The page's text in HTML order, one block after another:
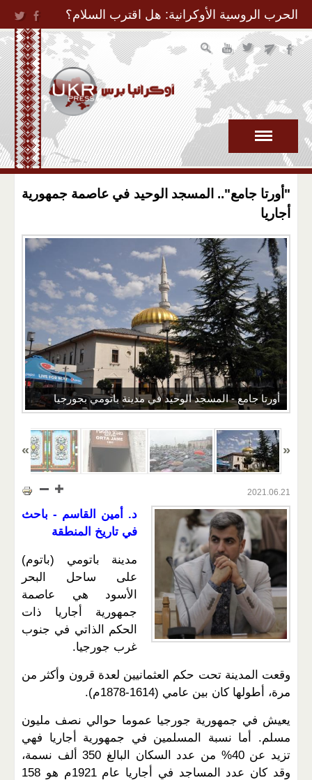
Jump to Navigation
الحرب الروسية الأوكرانية: هل اقترب السلام؟
"أورتا جامع".. المسجد الوحيد في عاصمة جمهورية
أجاريا
أورتا جامع - المسجد الوحيد في مدينة باتومي بجورجيا
2021.06.21
د. أمين القاسم - باحث
في تاريخ المنطقة
مدينة باتومي (باتوم)
على ساحل البحر
الأسود هي عاصمة
جمهورية أجاريا ذات
الحكم الذاتي في جنوب
غرب جورجيا.
وقعت المدينة تحت حكم العثمانيين لعدة قرون وأكثر من
مرة، أطولها كان بين عامي (1614-1878م).
يعيش في جمهورية جورجيا عموما حوالي نصف مليون
مسلم. أما نسبة المسلمين في جمهورية أجاريا فهي
تزيد عن 40% من عدد السكان البالغ 350 ألف نسمة،
وقد كان عدد المساجد في أجاريا عام 1921م هو 158